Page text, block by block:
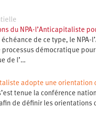
du NPA-l’Anticapitaliste
de ce type, le NPA-
processus démocratique
de l’…
adopte une orientation
tenue la conférence
de définir les orientations